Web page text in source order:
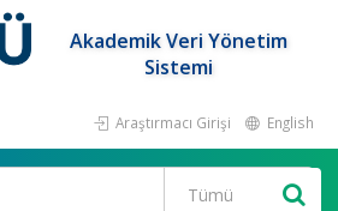
Akademik Veri Yönetim
Sistemi
Araştırmacı Girişi English